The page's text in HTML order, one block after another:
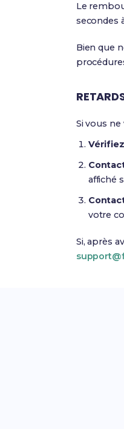
Le
secondes
Bien que
Si vous
affiché
votre
Si, après